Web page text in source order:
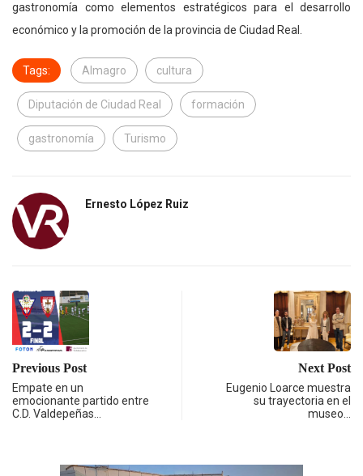
gastronomía como elementos estratégicos para el desarrollo
económico y la promoción de la provincia de Ciudad Real.
Tags: Almagro cultura
Diputación de Ciudad Real formación
gastronomía Turismo
Ernesto López Ruiz
Previous Post
Empate en un
emocionante partido entre
C.D. Valdepeñas…
Next Post
Eugenio Loarce muestra
su trayectoria en el
museo…